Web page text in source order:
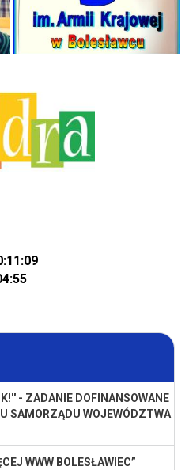
- ZADANIE DOFINANSOWANE
SAMORZĄDU WOJEWÓDZTWA
WWW BOLESŁAWIEC”